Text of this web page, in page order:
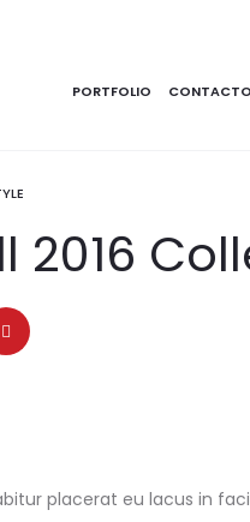
PORTFOLIO
2016
placerat eu lacus in